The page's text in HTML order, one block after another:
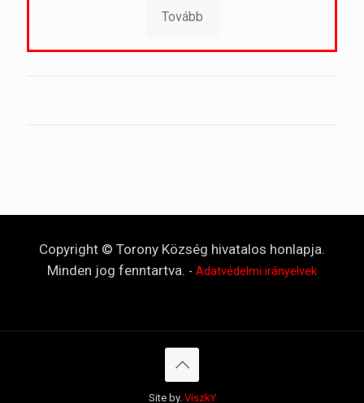
Tovább
Copyright © Torony Község hivatalos honlapja.
Minden jog fenntartva. - Adatvédelmi irányelvek
Site by. ViszkY